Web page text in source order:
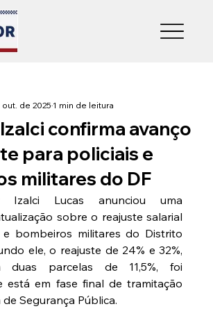
confirma avanço
para policiais e
militares do DF
de 20251 min de leitura
Izalci Lucas anunciou uma
sobre o reajuste salarial
e bombeiros militares do Distrito
ele, o reajuste de 24% e 32%,
duas parcelas de 11,5%, foi
está em fase final de tramitação
Segurança Pública.